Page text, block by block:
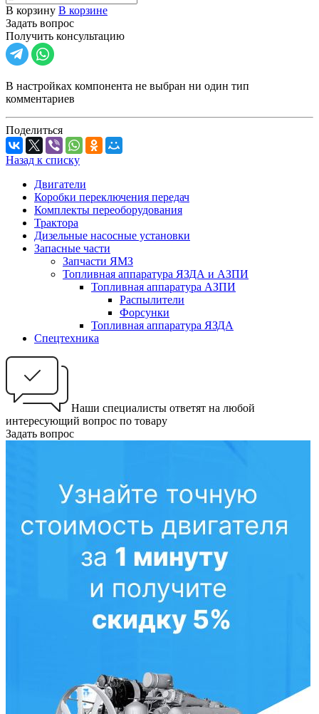
В корзину В корзине
Задать вопрос
Получить консультацию
В настройках компонента не выбран ни один тип
комментариев
Поделиться
Назад к списку
Двигатели
Коробки переключения передач
Комплекты переоборудования
Трактора
Дизельные насосные установки
Запасные части
Запчасти ЯМЗ
Топливная аппаратура ЯЗДА и АЗПИ
Топливная аппаратура АЗПИ
Распылители
Форсунки
Топливная аппаратура ЯЗДА
Спецтехника
Наши специалисты ответят на любой
интересующий вопрос по товару
Задать вопрос